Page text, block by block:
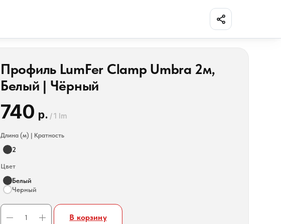
Поделиться
Профиль LumFer Clamp Umbra 2м,
Белый | Чёрный
740 р. /1 lm
Длина (м) | Кратность
2
Цвет
Белый
Черный
В корзину